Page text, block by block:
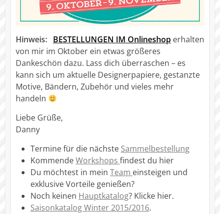
Hinweis: BESTELLUNGEN IM Onlineshoperhalten
von mir im Oktober ein etwas größeres
Dankeschön dazu. Lass dich überraschen – es
kann sich um aktuelle Designerpapiere, gestanzte
Motive, Bändern, Zubehör und vieles mehr
handeln
Liebe Grüße,
Danny
Termine für die nächste Sammelbestellung
KommendeWorkshops findest du hier
Du möchtest in mein Team einsteigen und
exklusive Vorteile genießen?
Noch keinen Hauptkatalog? Klicke hier.
Saisonkatalog Winter 2015/2016.